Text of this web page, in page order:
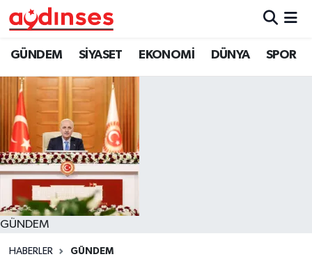
GÜNDEM SİYASET EKONOMİ DÜNYA SPOR
GÜNDEM
HABERLER GÜNDEM
GÜNDEM
SİYASET
EKONOMİ
DÜNYA
SPOR
MAGAZİN
Nöbetçi Eczaneler
Hava Durumu
Aydin Namaz Vakitleri
Trafik Durumu
Süper Lig Puan Durumu ve Fikstür
Tüm Manşetler